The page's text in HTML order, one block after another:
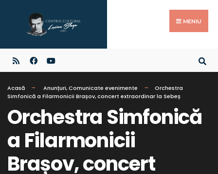
MENIU
Acasă Anunțuri,Comunicate evenimente
Orchestra
Simfonică a Filarmonicii Brașov, concert extraordinar la Sebeș
Orchestra Simfonică
a Filarmonicii
Brașov, concert